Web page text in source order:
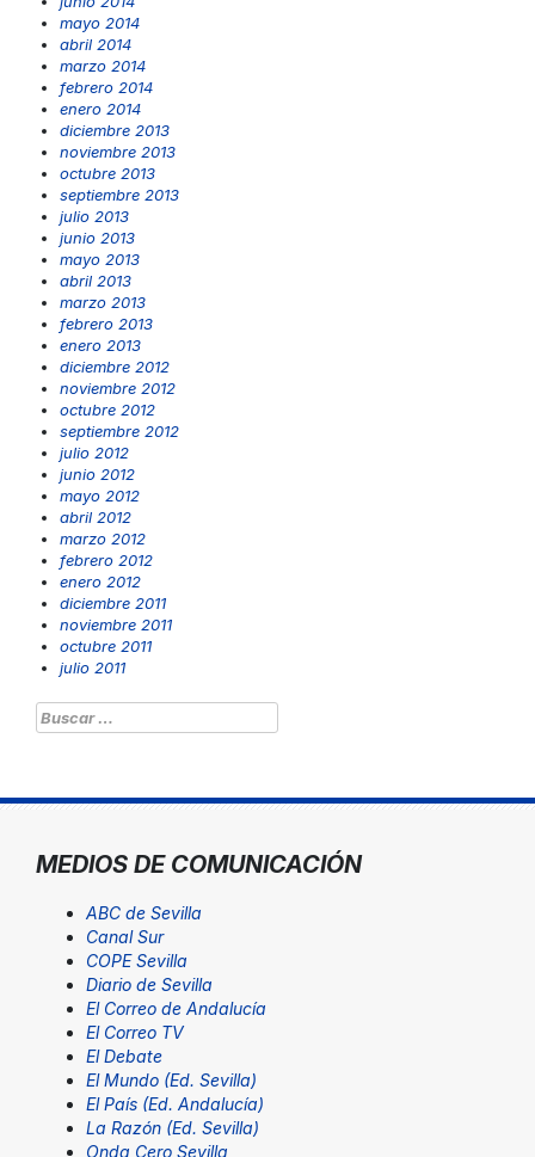
mayo 2014
abril 2014
marzo 2014
febrero 2014
enero 2014
diciembre 2013
noviembre 2013
octubre 2013
septiembre 2013
julio 2013
junio 2013
mayo 2013
abril 2013
marzo 2013
febrero 2013
enero 2013
diciembre 2012
noviembre 2012
octubre 2012
septiembre 2012
julio 2012
junio 2012
mayo 2012
abril 2012
marzo 2012
febrero 2012
enero 2012
diciembre 2011
noviembre 2011
octubre 2011
julio 2011
Buscar:
MEDIOS DE COMUNICACIÓN
ABC de Sevilla
Canal Sur
COPE Sevilla
Diario de Sevilla
El Correo de Andalucía
El Correo TV
El Debate
El Mundo (Ed. Sevilla)
El País (Ed. Andalucía)
La Razón (Ed. Sevilla)
Onda Cero Sevilla